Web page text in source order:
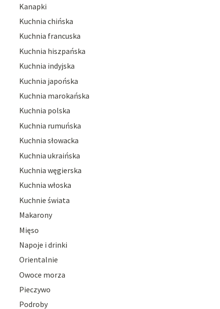
Kanapki
Kuchnia chińska
Kuchnia francuska
Kuchnia hiszpańska
Kuchnia indyjska
Kuchnia japońska
Kuchnia marokańska
Kuchnia polska
Kuchnia rumuńska
Kuchnia słowacka
Kuchnia ukraińska
Kuchnia węgierska
Kuchnia włoska
Kuchnie świata
Makarony
Mięso
Napoje i drinki
Orientalnie
Owoce morza
Pieczywo
Podroby